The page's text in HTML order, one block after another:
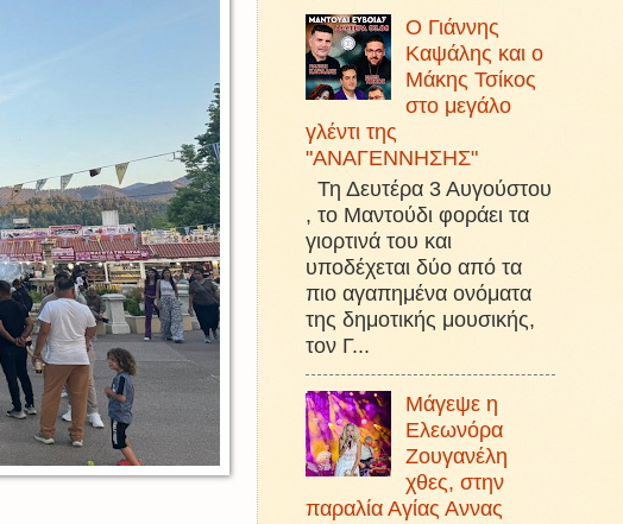
Ο Γιάννης
Καψάλης και ο
Μάκης Τσίκος
στο μεγάλο
γλέντι της
"ΑΝΑΓΕΝΝΗΣΗΣ"
Τη Δευτέρα 3 Αυγούστου
, το Μαντούδι φοράει τα
γιορτινά του και
υποδέχεται δύο από τα
πιο αγαπημένα ονόματα
της δημοτικής μουσικής,
τον Γ...
Μάγεψε η
Ελεωνόρα
Ζουγανέλη
χθες, στην
παραλία Αγίας Αννας